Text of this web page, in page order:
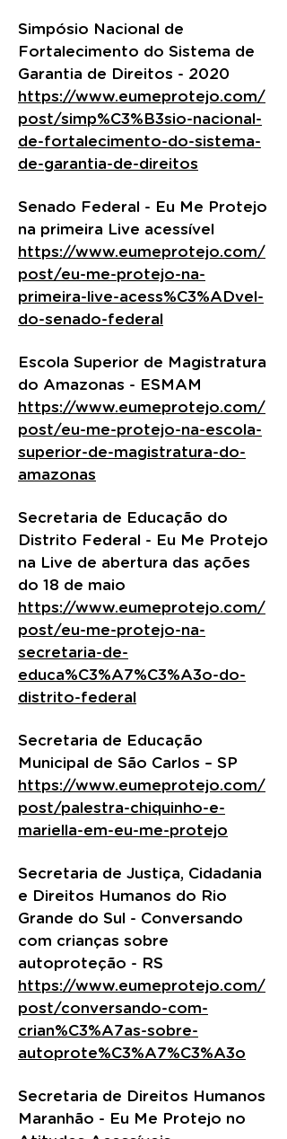
Simpósio Nacional de
Fortalecimento do Sistema de
Garantia de Direitos - 2020
https://www.eumeprotejo.com/
post/simp%C3%B3sio-nacional-
de-fortalecimento-do-sistema-
de-garantia-de-direitos
Senado Federal - Eu Me Protejo
na primeira Live acessível
https://www.eumeprotejo.com/
post/eu-me-protejo-na-
primeira-live-acess%C3%ADvel-
do-senado-federal
Escola Superior de Magistratura
do Amazonas - ESMAM
https://www.eumeprotejo.com/
post/eu-me-protejo-na-escola-
superior-de-magistratura-do-
amazonas
Secretaria de Educação do
Distrito Federal - Eu Me Protejo
na Live de abertura das ações
do 18 de maio
https://www.eumeprotejo.com/
post/eu-me-protejo-na-
secretaria-de-
educa%C3%A7%C3%A3o-do-
distrito-federal
Secretaria de Educação
Municipal de São Carlos – SP
https://www.eumeprotejo.com/
post/palestra-chiquinho-e-
mariella-em-eu-me-protejo
Secretaria de Justiça, Cidadania
e Direitos Humanos do Rio
Grande do Sul - Conversando
com crianças sobre
autoproteção - RS
https://www.eumeprotejo.com/
post/conversando-com-
crian%C3%A7as-sobre-
autoprote%C3%A7%C3%A3o
Secretaria de Direitos Humanos
Maranhão - Eu Me Protejo no